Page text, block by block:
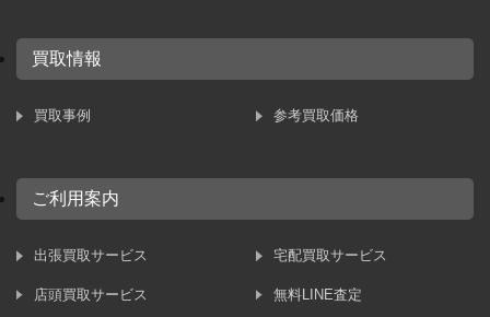
買取情報
買取事例 参考買取価格
ご利用案内
出張買取サービス 宅配買取サービス
店頭買取サービス 無料LINE査定